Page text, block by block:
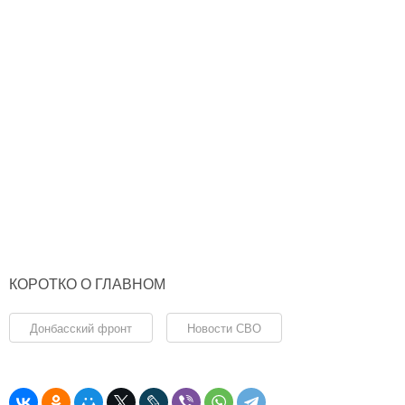
КОРОТКО О ГЛАВНОМ
Донбасский фронт Новости СВО